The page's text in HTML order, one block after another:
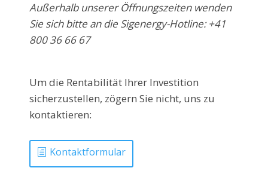
Außerhalb unserer Öffnungszeiten wenden
Sie sich bitte an die Sigenergy-Hotline: +41
800 36 66 67
Um die Rentabilität Ihrer Investition
sicherzustellen, zögern Sie nicht, uns zu
kontaktieren:
Kontaktformular